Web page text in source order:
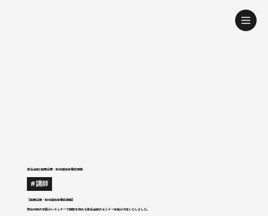
宣伝会議 | 動画企画・制作担当者養成講座
#講師
【動画企画・制作担当者養成講座】
弊社代表の本田がレギュラーで講師を務める宣伝会議のセミナー実施が決定いたしました。